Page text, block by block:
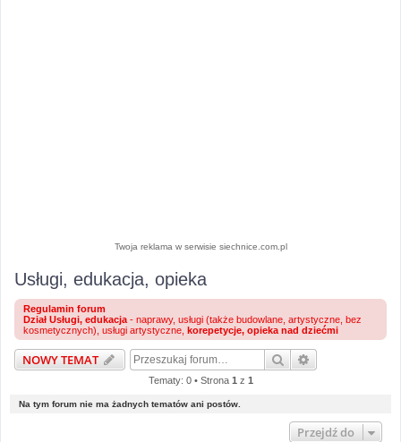
Twoja reklama w serwisie siechnice.com.pl
Usługi, edukacja, opieka
Regulamin forum
Dział Usługi, edukacja - naprawy, usługi (także budowlane, artystyczne, bez
kosmetycznych), usługi artystyczne, korepetycje, opieka nad dziećmi
NOWY TEMAT Szukaj
Tematy: 0 • Strona 1 z 1
Na tym forum nie ma żadnych tematów ani postów.
Przejdź do